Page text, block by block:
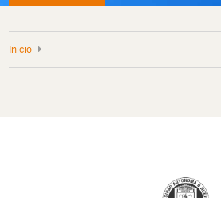
Inicio